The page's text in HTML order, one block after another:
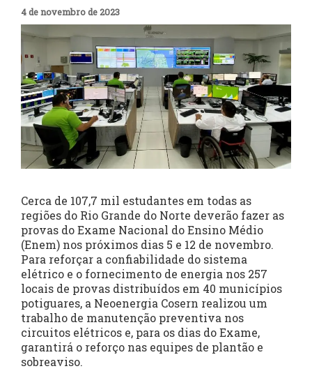
4 de novembro de 2023
Cerca de 107,7 mil estudantes em todas as
regiões do Rio Grande do Norte deverão fazer as
provas do Exame Nacional do Ensino Médio
(Enem) nos próximos dias 5 e 12 de novembro.
Para reforçar a confiabilidade do sistema
elétrico e o fornecimento de energia nos 257
locais de provas distribuídos em 40 municípios
potiguares, a Neoenergia Cosern realizou um
trabalho de manutenção preventiva nos
circuitos elétricos e, para os dias do Exame,
garantirá o reforço nas equipes de plantão e
sobreaviso.